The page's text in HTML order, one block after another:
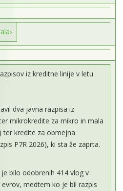
iz kreditne linije v letu
dva javna razpisa iz
mikrokredite za mikro in mala
ter kredite za obmejna
P7R 2026), ki sta že zaprta.
bilo odobrenih 414 vlog v
medtem ko je bil razpis